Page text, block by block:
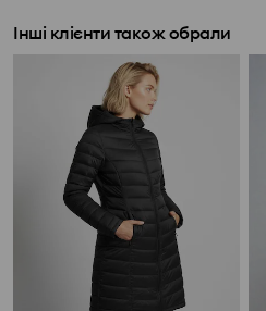
Інші клієнти також обрали